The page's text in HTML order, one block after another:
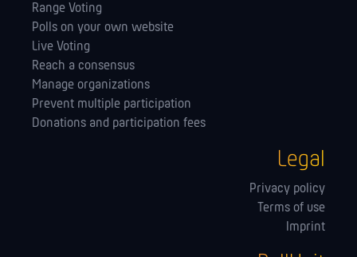
Range Voting
Polls on your own website
Live Voting
Reach a consensus
Manage orga­nizations
Prevent multiple participation
Donations and participation fees
Legal
Privacy policy
Terms of use
Imprint